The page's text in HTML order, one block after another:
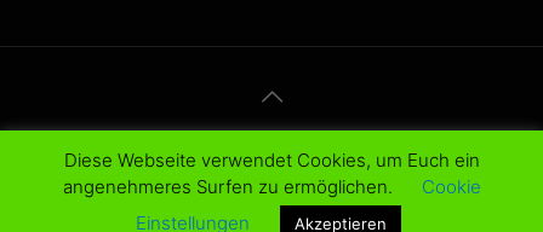
© 2016-2025 better-life-blog. All Rights
Reserved.
Diese Webseite verwendet Cookies, um Euch ein
angenehmeres Surfen zu ermöglichen.
Cookie
Einstellungen
Akzeptieren